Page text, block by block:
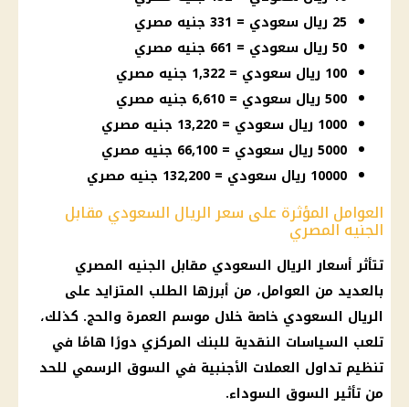
25 ريال سعودي = 331 جنيه مصري
50 ريال سعودي = 661 جنيه مصري
100 ريال سعودي = 1,322 جنيه مصري
500 ريال سعودي = 6,610 جنيه مصري
1000 ريال سعودي = 13,220 جنيه مصري
5000 ريال سعودي = 66,100 جنيه مصري
10000 ريال سعودي = 132,200 جنيه مصري
العوامل المؤثرة على سعر الريال السعودي مقابل
الجنيه المصري
تتأثر أسعار الريال السعودي مقابل الجنيه المصري
بالعديد من العوامل، من أبرزها الطلب المتزايد على
الريال السعودي خاصة خلال موسم العمرة والحج. كذلك،
تلعب السياسات النقدية للبنك المركزي دورًا هامًا في
تنظيم تداول العملات الأجنبية في السوق الرسمي للحد
من تأثير السوق السوداء.